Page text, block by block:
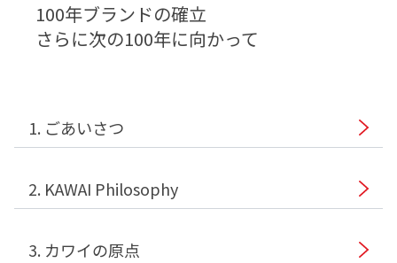
100年ブランドの確立
さらに次の100年に向かって
1. ごあいさつ
2. KAWAI Philosophy
3. カワイの原点